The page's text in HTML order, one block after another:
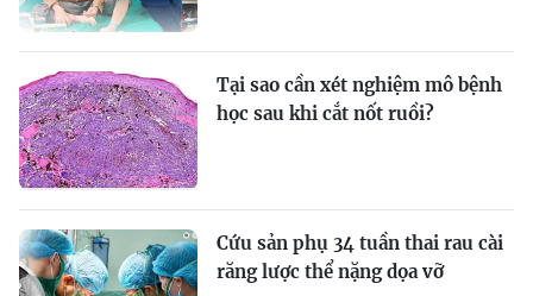
Tại sao cần xét nghiệm mô bệnh
học sau khi cắt nốt ruồi?
Cứu sản phụ 34 tuần thai rau cài
răng lược thể nặng dọa vỡ